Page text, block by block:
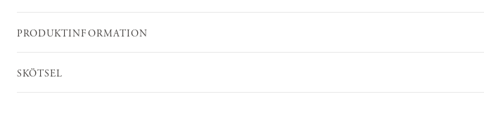
PRODUKTINFORMATION
SKÖTSEL